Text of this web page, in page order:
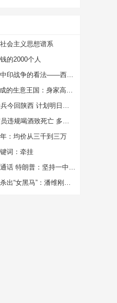
会主义思想谱系
的2000个人
他颠覆了西方对中印战争的看法——西方权威专家站出来为中国说话了
燕郊“老炮” 李福成的生意王国：身家高达67亿
滞印54年中国老兵今回陕西 计划明日扫墓探亲
十八大后21名官员违规喝酒致死亡 多因接待领导
：均价从三千到三万
词：牵挂
习近平与特朗普通话 特朗普：坚持一中政策
国民党主席选举杀出“女黑马”：潘维刚或参选